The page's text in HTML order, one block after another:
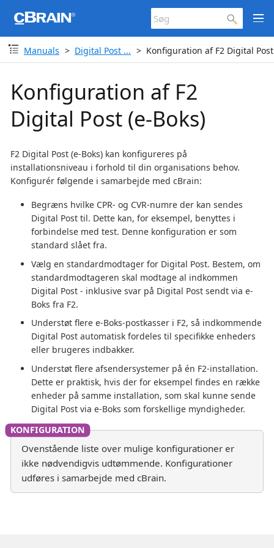
Manuals Digital Post ... Konfiguration af F2 Digital Post
Konfiguration af F2
Digital Post (e-Boks)
F2 Digital Post (e-Boks) kan konfigureres på
installationsniveau i forhold til din organisations behov.
Konfigurér følgende i samarbejde med cBrain:
Begræns hvilke CPR- og CVR-numre der kan sendes
Digital Post til. Dette kan, for eksempel, benyttes i
forbindelse med test. Denne konfiguration er som
standard slået fra.
Vælg en standardmodtager for Digital Post. Bestem, om
standardmodtageren skal modtage al indkommen
Digital Post - inklusive svar på Digital Post sendt via e-
Boks fra F2.
Understøt flere e-Boks-postkasser i F2, så indkommende
Digital Post automatisk fordeles til specifikke enheders
eller brugeres indbakker.
Understøt flere afsendersystemer på én F2-installation.
Dette er praktisk, hvis der for eksempel findes en række
enheder på samme installation, som skal kunne sende
Digital Post via e-Boks som forskellige myndigheder.
Ovenstående liste over mulige konfigurationer er
ikke nødvendigvis udtømmende. Konfigurationer
udføres i samarbejde med cBrain.